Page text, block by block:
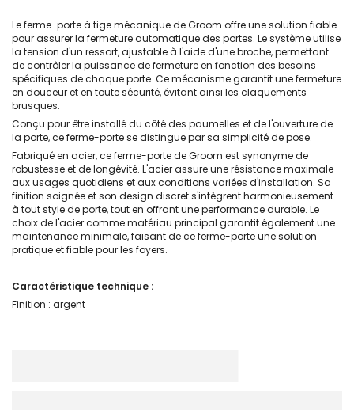
Le ferme-porte à tige mécanique de Groom offre une solution fiable
pour assurer la fermeture automatique des portes. Le système utilise
la tension d'un ressort, ajustable à l'aide d'une broche, permettant
de contrôler la puissance de fermeture en fonction des besoins
spécifiques de chaque porte. Ce mécanisme garantit une fermeture
en douceur et en toute sécurité, évitant ainsi les claquements
brusques.
Conçu pour être installé du côté des paumelles et de l'ouverture de
la porte, ce ferme-porte se distingue par sa simplicité de pose.
Fabriqué en acier, ce ferme-porte de Groom est synonyme de
robustesse et de longévité. L'acier assure une résistance maximale
aux usages quotidiens et aux conditions variées d'installation. Sa
finition soignée et son design discret s'intègrent harmonieusement
à tout style de porte, tout en offrant une performance durable. Le
choix de l'acier comme matériau principal garantit également une
maintenance minimale, faisant de ce ferme-porte une solution
pratique et fiable pour les foyers.
Caractéristique technique :
Finition : argent